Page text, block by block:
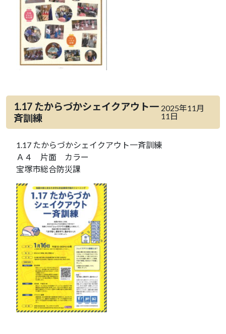
1.17 たからづかシェイクアウト一
斉訓練
2025年11月
11日
1.17 たからづかシェイクアウト一斉訓練
Ａ４ 片面 カラー
宝塚市総合防災課